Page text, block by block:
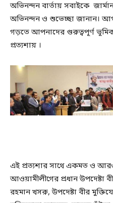
অভিনন্দন বার্তায় সবাইকে
অভিনন্দন ও শুভেচ্ছা জানান।
গড়তে আপনাদের গুরুত্বপূর্ণ
প্রত্যশায় ।
এই প্রত্যশার সাথে একমত ও আরও
আওয়ামীলীগের প্রধান উপদেষ্টা
রহমান খসরু, উপদেষ্টা বীর